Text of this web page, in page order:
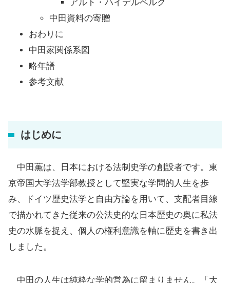
アルト・ハイデルベルク
中田資料の寄贈
おわりに
中田家関係系図
略年譜
参考文献
はじめに
中田薫は、日本における法制史学の創設者です。東
京帝国大学法学部教授として堅実な学問的人生を歩
み、ドイツ歴史法学と自由方論を用いて、支配者目線
で描かれてきた従来の公法史的な日本歴史の奥に私法
史の水脈を捉え、個人の権利意識を軸に歴史を書き出
しました。
中田の人生は純粋な学的営為に留まりません。「大